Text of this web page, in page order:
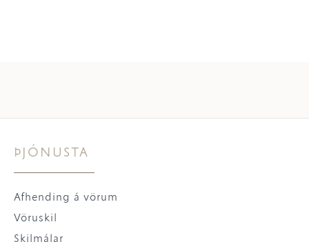
ÞJÓNUSTA
Afhending á vörum
Vöruskil
Skilmálar